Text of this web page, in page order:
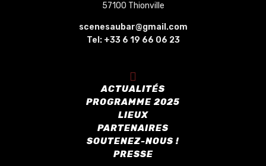
57100 Thionville
scenesaubar@gmail.com
Tel: +33 6 19 66 06 23
ACTUALITÉS
PROGRAMME 2025
LIEUX
PARTENAIRES
SOUTENEZ-NOUS !
PRESSE